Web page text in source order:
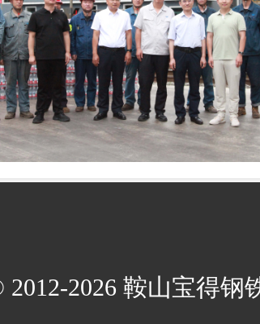
2026 鞍山宝得钢